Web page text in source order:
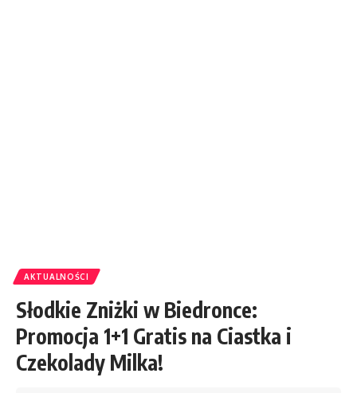
AKTUALNOŚCI
Słodkie Zniżki w Biedronce:
Promocja 1+1 Gratis na Ciastka i
Czekolady Milka!